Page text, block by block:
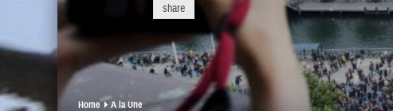
share
Home A la Une